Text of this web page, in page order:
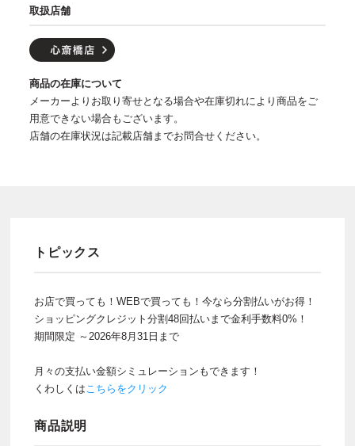
取扱店舗
商品の在庫について
メーカーよりお取り寄せとなる場合や在庫切れにより商品をご
用意できない場合もございます。
店舗の在庫状況は記載店舗までお問合せください。
トピックス
お店で買っても！WEBで買っても！今なら分割払いがお得！
ショッピングクレジット分割48回払いまで金利手数料0%！
期間限定 ～2026年8月31日まで
月々の支払い金額シミュレーションもできます！
くわしくはこちらをクリック
商品説明